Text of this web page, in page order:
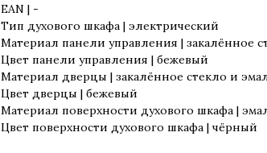
EAN | -
Тип духового шкафа | электрический
Материал панели управления | закалённое
Цвет панели управления | бежевый
Материал дверцы | закалённое стекло и
Цвет дверцы | бежевый
Материал поверхности духового шкафа |
Цвет поверхности духового шкафа | чёрный